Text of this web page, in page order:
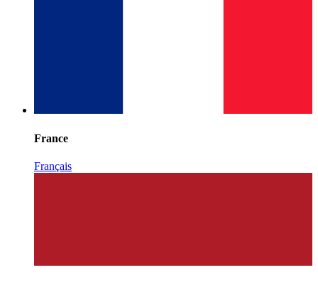
France
Français